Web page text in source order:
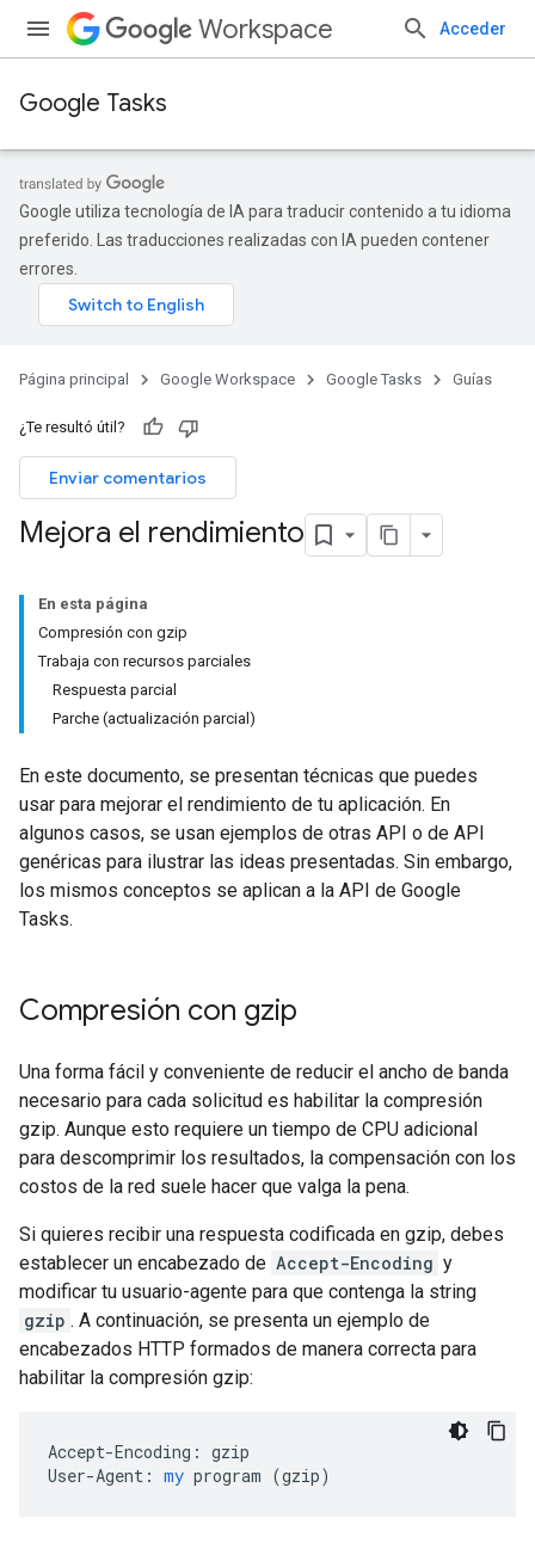
Workspace Acceder
Google Tasks
Google utiliza tecnología de IA para traducir contenido a tu idioma
preferido. Las traducciones realizadas con IA pueden contener
errores.
Página principal Google Workspace Google Tasks Guías
¿Te resultó útil?
Enviar comentarios
Mejora el rendimiento
En esta página
Compresión con gzip
Trabaja con recursos parciales
Respuesta parcial
Parche (actualización parcial)
En este documento, se presentan técnicas que puedes
usar para mejorar el rendimiento de tu aplicación. En
algunos casos, se usan ejemplos de otras API o de API
genéricas para ilustrar las ideas presentadas. Sin embargo,
los mismos conceptos se aplican a la API de Google
Tasks.
Compresión con gzip
Una forma fácil y conveniente de reducir el ancho de banda
necesario para cada solicitud es habilitar la compresión
gzip. Aunque esto requiere un tiempo de CPU adicional
para descomprimir los resultados, la compensación con los
costos de la red suele hacer que valga la pena.
Si quieres recibir una respuesta codificada en gzip, debes
establecer un encabezado de Accept-Encoding y
modificar tu usuario-agente para que contenga la string
gzip . A continuación, se presenta un ejemplo de
encabezados HTTP formados de manera correcta para
habilitar la compresión gzip:
Accept-Encoding: gzip
User-Agent: my program (gzip)